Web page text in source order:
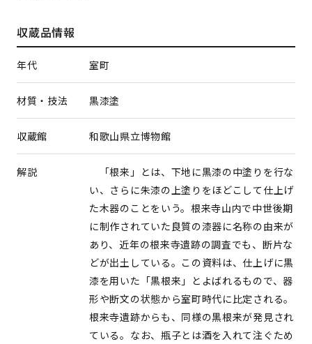
収蔵品情報
年代 室町
材質・技法 黒漆塗
収蔵館 和歌山県立博物館
解説
「根来」とは、下地に黒漆の中塗りを行な
い、さらに朱漆の上塗りをほどこして仕上げ
た木器のことをいう。根来寺山内で中世後期
に制作されていた良質の漆器に名称の由来が
あり、近年の根来寺遺跡の調査でも、断片な
どが出土している。この資料は、仕上げに黒
漆を用いた「黒根来」とよばれるもので、器
形や断文の状態から室町時代に比定される。
根来寺遺跡からも、同様の黒根来が発見され
ている。なお、瓶子とは酒を入れて注ぐため